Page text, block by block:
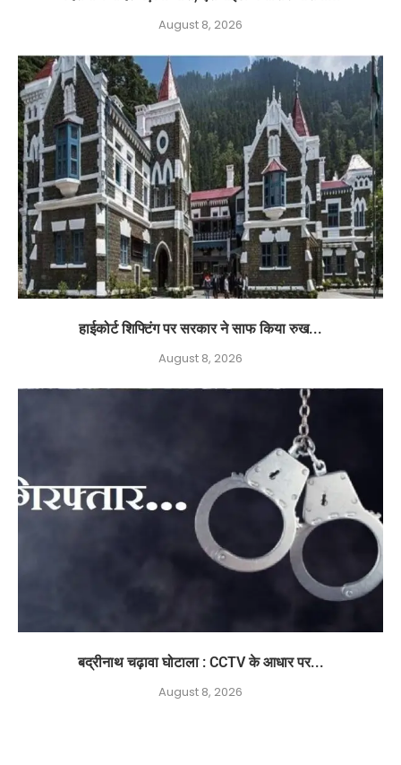
August 8, 2026
हाईकोर्ट शिफ्टिंग पर सरकार ने साफ किया रुख...
August 8, 2026
बद्रीनाथ चढ़ावा घोटाला : CCTV के आधार पर...
August 8, 2026